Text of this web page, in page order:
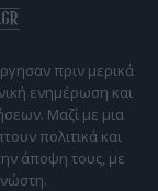
πριν μερικά
ενημέρωση και
Μαζί με μια
πολιτικά και
άποψη τους, με